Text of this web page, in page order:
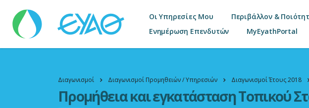
Οι Υπηρεσίες Μου Περιβάλλον &
Ενημέρωση Επενδυτών
MyEyathPortal
Διαγωνισμοί Διαγωνισμοί Προμηθειών / Υπηρεσιών Διαγωνισμοί Έτους 2018
Προμήθεια και εγκατάσταση Τοπικού